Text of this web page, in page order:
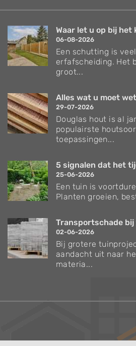
Waar let u op bij het
06-08-2026
Een schutting is
erfafscheiding. Het
groot...
Alles wat u moet
29-07-2026
Douglas hout is al
populairste
toepassingen...
5 signalen dat het
25-06-2026
Een tuin is
Planten groeien,
Transportschade
02-06-2026
Bij grotere
aandacht uit naar
materia...
Verzorgingstips voor bomen
Inspiratie voor uw tuin en
De belangrijkste